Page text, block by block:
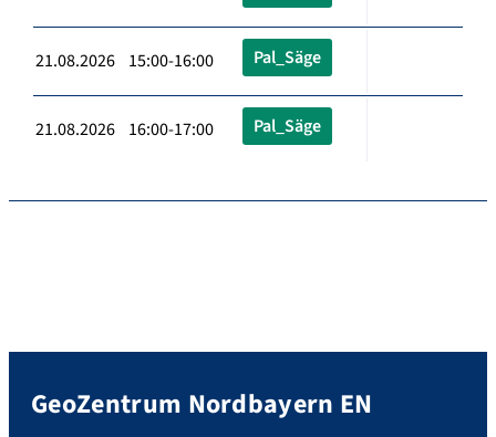
21.08.2026 15:00-16:00 Pal_Säge
21.08.2026 16:00-17:00 Pal_Säge
GeoZentrum Nordbayern EN